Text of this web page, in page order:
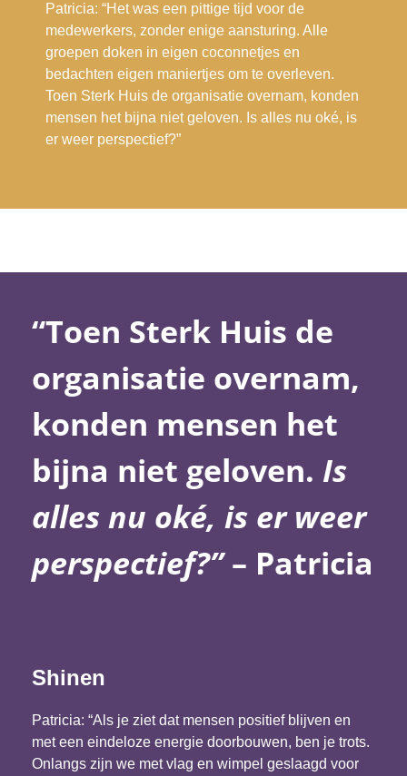
Patricia: “Het was een pittige tijd voor de
medewerkers, zonder enige aansturing. Alle
groepen doken in eigen coconnetjes en
bedachten eigen maniertjes om te overleven.
Toen Sterk Huis de organisatie overnam, konden
mensen het bijna niet geloven. Is alles nu oké, is
er weer perspectief?”
“Toen Sterk Huis de
organisatie overnam,
konden mensen het
bijna niet geloven. Is
alles nu oké, is er weer
perspectief?”– Patricia
Shinen
Patricia: “Als je ziet dat mensen positief blijven en
met een eindeloze energie doorbouwen, ben je trots.
Onlangs zijn we met vlag en wimpel geslaagd voor